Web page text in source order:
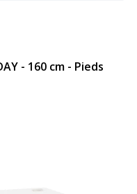
- 160 cm - Pieds